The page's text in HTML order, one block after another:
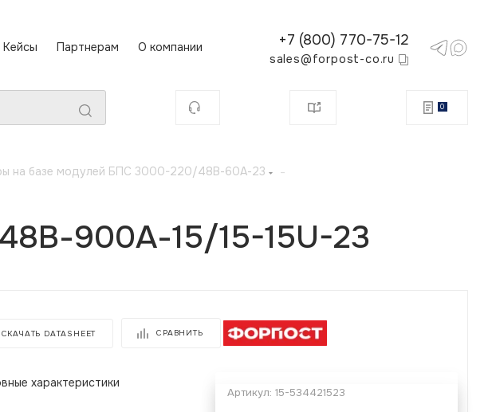
Кейсы Партнерам О компании +7 (800) 770-75-12
sales@forpost-co.ru
0
на базе модулей БПС 3000-220/48В-60А-23 -
900А-15/15-15U-23
СКАЧАТЬ DATASHEET СРАВНИТЬ
характеристики
Артикул: 15-534421523